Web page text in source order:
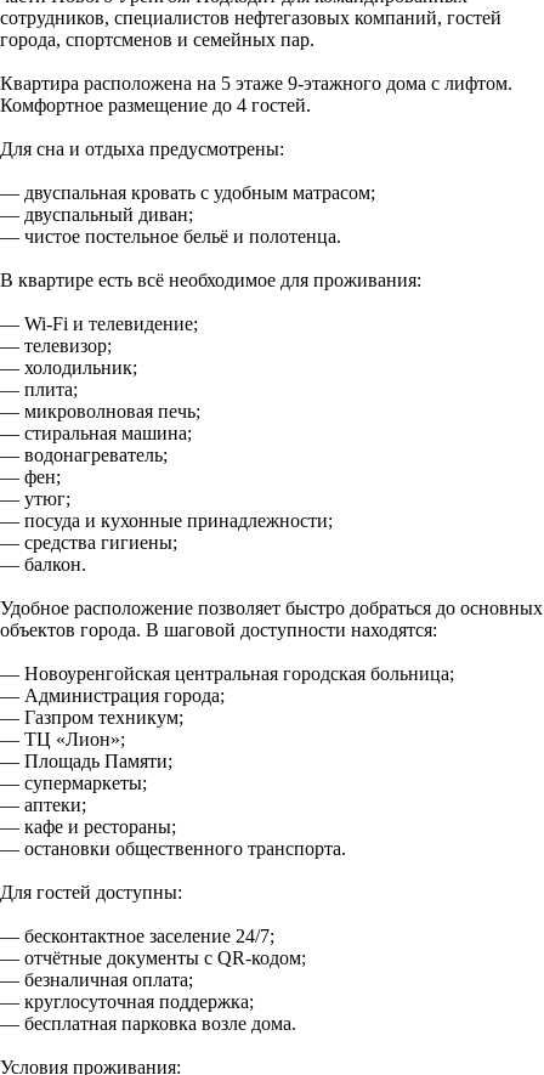
сотрудников, специалистов нефтегазовых компаний, гостей
города, спортсменов и семейных пар.
Квартира расположена на 5 этаже 9-этажного дома с лифтом.
Комфортное размещение до 4 гостей.
Для сна и отдыха предусмотрены:
— двуспальная кровать с удобным матрасом;
— двуспальный диван;
— чистое постельное бельё и полотенца.
В квартире есть всё необходимое для проживания:
— Wi-Fi и телевидение;
— телевизор;
— холодильник;
— плита;
— микроволновая печь;
— стиральная машина;
— водонагреватель;
— фен;
— утюг;
— посуда и кухонные принадлежности;
— средства гигиены;
— балкон.
Удобное расположение позволяет быстро добраться до основных
объектов города. В шаговой доступности находятся:
— Новоуренгойская центральная городская больница;
— Администрация города;
— Газпром техникум;
— ТЦ «Лион»;
— Площадь Памяти;
— супермаркеты;
— аптеки;
— кафе и рестораны;
— остановки общественного транспорта.
Для гостей доступны:
— бесконтактное заселение 24/7;
— отчётные документы с QR-кодом;
— безналичная оплата;
— круглосуточная поддержка;
— бесплатная парковка возле дома.
Условия проживания: